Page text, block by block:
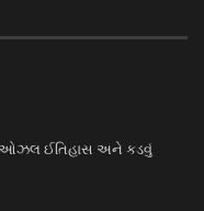
ઓઝલ ઈતિહાસ અને કડવું